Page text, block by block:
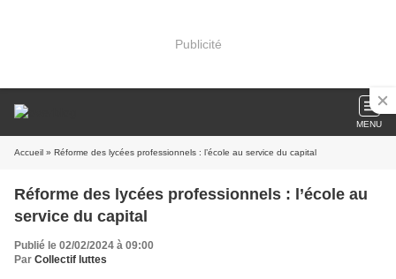
Publicité
MENU
Accueil » Réforme des lycées professionnels : l’école au service du capital
Réforme des lycées professionnels : l’école au
service du capital
Publié le 02/02/2024 à 09:00
Par Collectif luttes